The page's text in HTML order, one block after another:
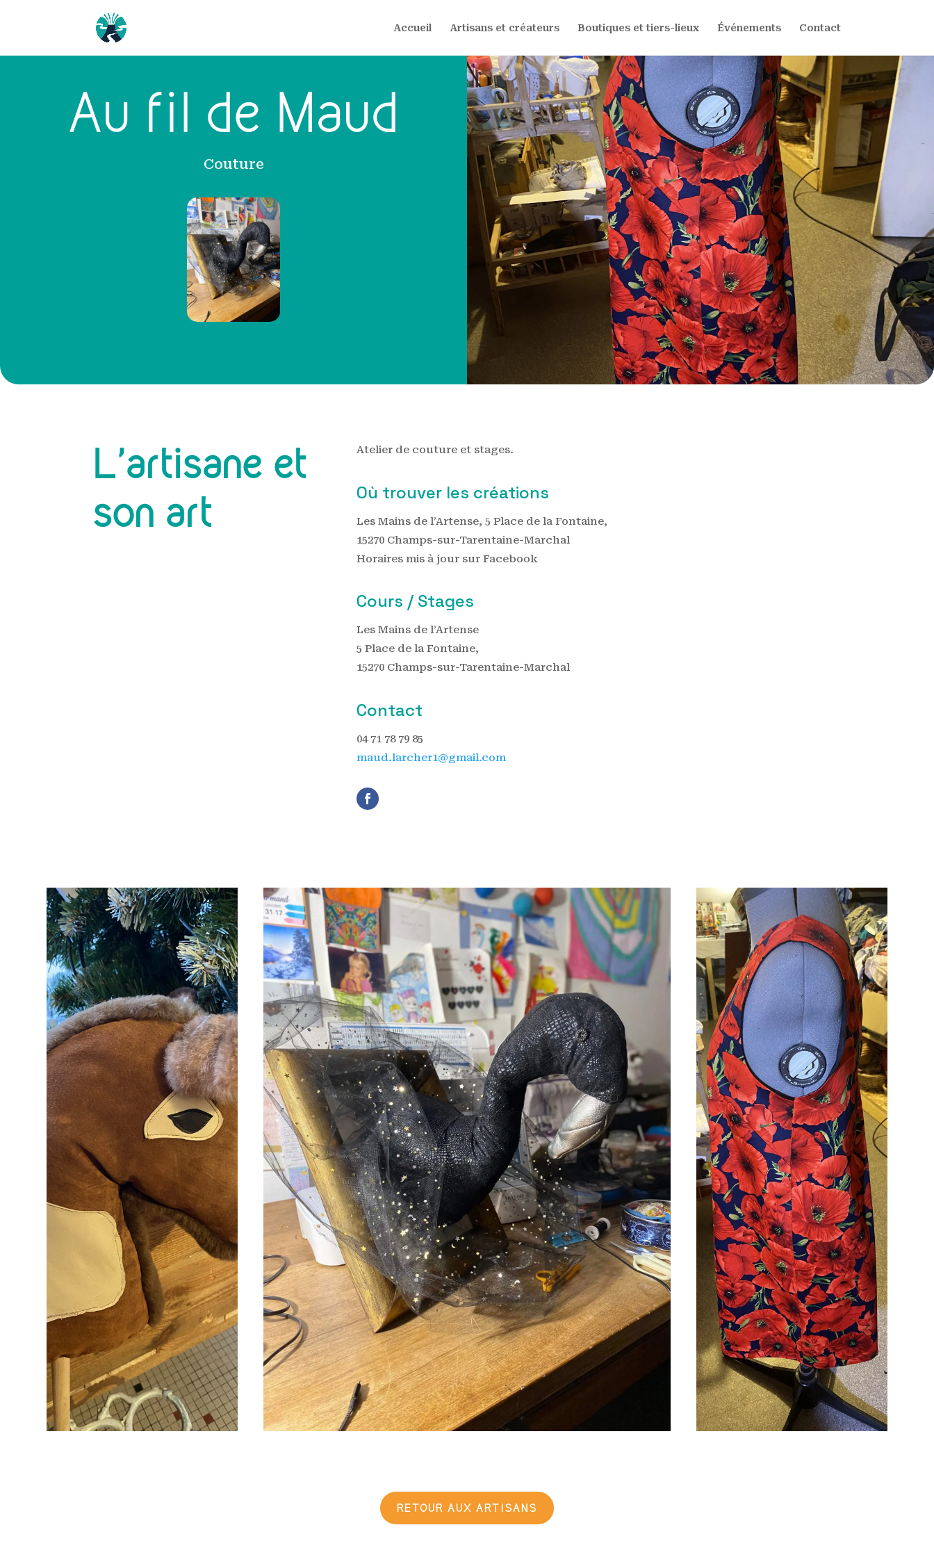
Accueil Artisans et créateurs Boutiques et tiers-lieux Événements Contact
Au fil de Maud
Couture
L’artisane et
son art
Atelier de couture et stages.
Où trouver les créations
Les Mains de l’Artense, 5 Place de la Fontaine,
15270 Champs-sur-Tarentaine-Marchal
Horaires mis à jour sur Facebook
Cours / Stages
Les Mains de l’Artense
5 Place de la Fontaine,
15270 Champs-sur-Tarentaine-Marchal
Contact
04 71 78 79 85
maud.larcher1@gmail.com
RETOUR AUX ARTISANS